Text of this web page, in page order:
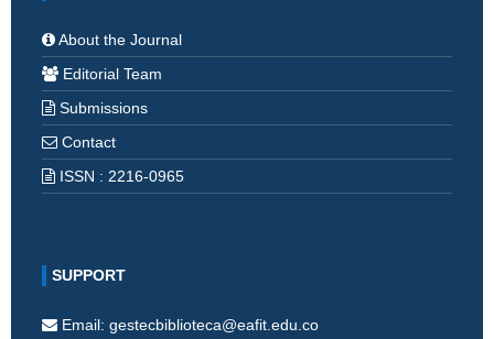
About the Journal
Editorial Team
Submissions
Contact
ISSN : 2216-0965
SUPPORT
Email: gestecbiblioteca@eafit.edu.co